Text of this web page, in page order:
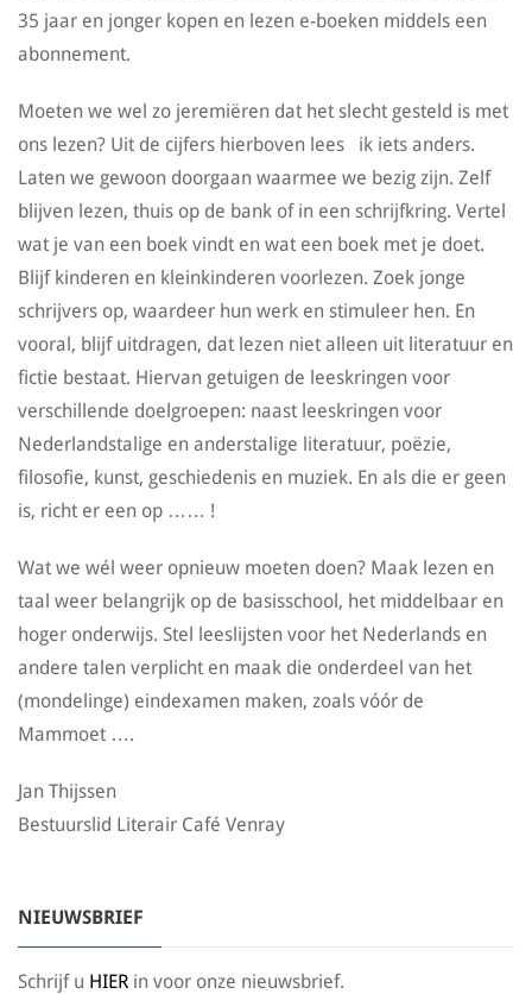
35 jaar en jonger kopen en lezen e-boeken middels een
abonnement.
Moeten we wel zo jeremiëren dat het slecht gesteld is met
ons lezen? Uit de cijfers hierboven lees ik iets anders.
Laten we gewoon doorgaan waarmee we bezig zijn. Zelf
blijven lezen, thuis op de bank of in een schrijfkring. Vertel
wat je van een boek vindt en wat een boek met je doet.
Blijf kinderen en kleinkinderen voorlezen. Zoek jonge
schrijvers op, waardeer hun werk en stimuleer hen. En
vooral, blijf uitdragen, dat lezen niet alleen uit literatuur en
fictie bestaat. Hiervan getuigen de leeskringen voor
verschillende doelgroepen: naast leeskringen voor
Nederlandstalige en anderstalige literatuur, poëzie,
filosofie, kunst, geschiedenis en muziek. En als die er geen
is, richt er een op …… !
Wat we wél weer opnieuw moeten doen? Maak lezen en
taal weer belangrijk op de basisschool, het middelbaar en
hoger onderwijs. Stel leeslijsten voor het Nederlands en
andere talen verplicht en maak die onderdeel van het
(mondelinge) eindexamen maken, zoals vóór de
Mammoet ….
Jan Thijssen
Bestuurslid Literair Café Venray
NIEUWSBRIEF
Schrijf u HIER in voor onze nieuwsbrief.